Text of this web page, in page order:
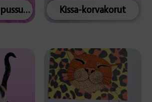
Keskikokoiset pussukat Kissa-korvakorut